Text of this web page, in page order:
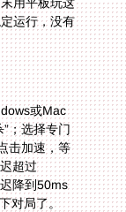
或Mac
；选择专门
路）；点击加速，等
雄杀时延迟超过
茄后延迟降到50ms
对局了。